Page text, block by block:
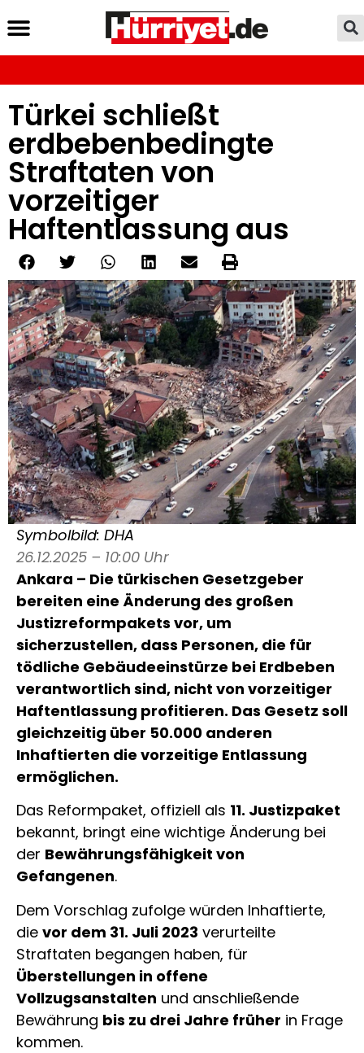
Türkei schließt
erdbebenbedingte
Straftaten von
vorzeitiger
Haftentlassung aus
Symbolbild: DHA
26.12.2025 – 10:00 Uhr
Ankara – Die türkischen Gesetzgeber
bereiten eine Änderung des großen
Justizreformpakets vor, um
sicherzustellen, dass Personen, die für
tödliche Gebäudeeinstürze bei Erdbeben
verantwortlich sind, nicht von vorzeitiger
Haftentlassung profitieren. Das Gesetz soll
gleichzeitig über 50.000 anderen
Inhaftierten die vorzeitige Entlassung
ermöglichen.
Das Reformpaket, offiziell als 11. Justizpaket
bekannt, bringt eine wichtige Änderung bei
der Bewährungsfähigkeit von
Gefangenen.
Dem Vorschlag zufolge würden Inhaftierte,
die vor dem 31. Juli 2023 verurteilte
Straftaten begangen haben, für
Überstellungen in offene
Vollzugsanstalten und anschließende
Bewährung bis zu drei Jahre früher in Frage
kommen.